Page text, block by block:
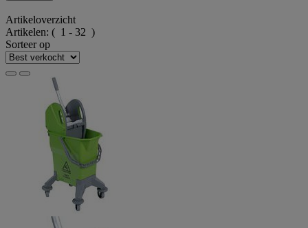
Artikeloverzicht
Artikelen: ( 1 - 32 )
Sorteer op